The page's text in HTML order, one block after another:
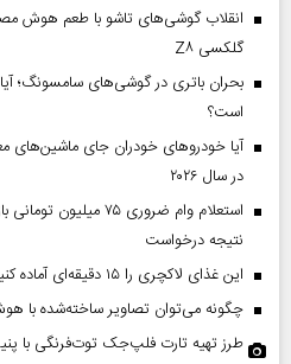
انقلاب گوشی‌های تاشو‌ با طعم هوش
گلکسی Z۸
است؟
آیا خودروهای خودران جای ماشین‌های
در سال ۲۰۲۶
استعلام وام ضروری
نتیجه درخواست
این غذای لاکچری را ۱۵ دقیقه‌ای آماده کنید
چگونه می‌توان تصاویر ساخته‌شده با
طرز تهیه تارت فلپ‌جک توت‌فرنگی با